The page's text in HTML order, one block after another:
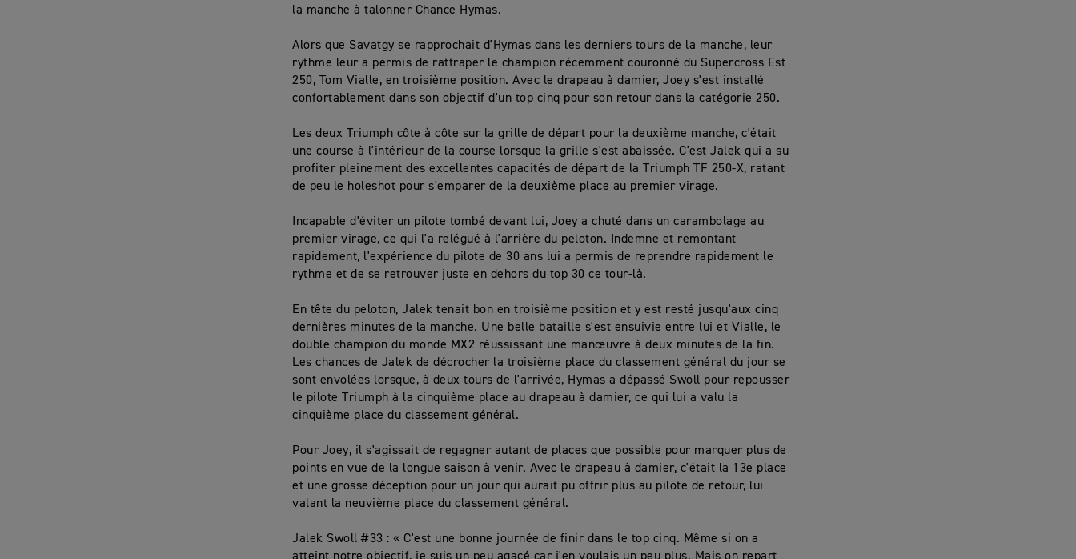
la manche à talonner Chance Hymas.
Alors que Savatgy se rapprochait d'Hymas dans les derniers tours de la manche, leur
rythme leur a permis de rattraper le champion récemment couronné du Supercross Est
250, Tom Vialle, en troisième position. Avec le drapeau à damier, Joey s'est installé
confortablement dans son objectif d'un top cinq pour son retour dans la catégorie 250.
Les deux Triumph côte à côte sur la grille de départ pour la deuxième manche, c'était
une course à l'intérieur de la course lorsque la grille s'est abaissée. C'est Jalek qui a su
profiter pleinement des excellentes capacités de départ de la Triumph TF 250-X, ratant
de peu le holeshot pour s'emparer de la deuxième place au premier virage.
Incapable d'éviter un pilote tombé devant lui, Joey a chuté dans un carambolage au
premier virage, ce qui l'a relégué à l'arrière du peloton. Indemne et remontant
rapidement, l'expérience du pilote de 30 ans lui a permis de reprendre rapidement le
rythme et de se retrouver juste en dehors du top 30 ce tour-là.
En tête du peloton, Jalek tenait bon en troisième position et y est resté jusqu'aux cinq
dernières minutes de la manche. Une belle bataille s'est ensuivie entre lui et Vialle, le
double champion du monde MX2 réussissant une manœuvre à deux minutes de la fin.
Les chances de Jalek de décrocher la troisième place du classement général du jour se
sont envolées lorsque, à deux tours de l'arrivée, Hymas a dépassé Swoll pour repousser
le pilote Triumph à la cinquième place au drapeau à damier, ce qui lui a valu la
cinquième place du classement général.
Pour Joey, il s'agissait de regagner autant de places que possible pour marquer plus de
points en vue de la longue saison à venir. Avec le drapeau à damier, c'était la 13e place
et une grosse déception pour un jour qui aurait pu offrir plus au pilote de retour, lui
valant la neuvième place du classement général.
Jalek Swoll #33 : « C'est une bonne journée de finir dans le top cinq. Même si on a